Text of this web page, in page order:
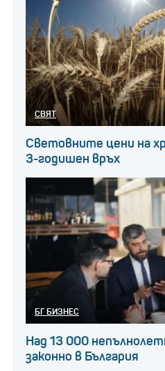
СВЯТ
Световните цени на
3-годишен връх
БГ БИЗНЕС
Над 13 000
законно в България